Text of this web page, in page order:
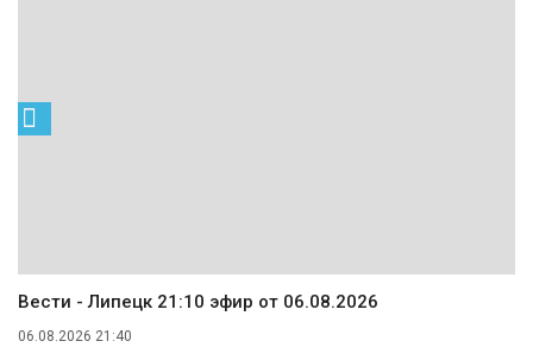
Вести - Липецк 21:10 эфир от 06.08.2026
06.08.2026 21:40